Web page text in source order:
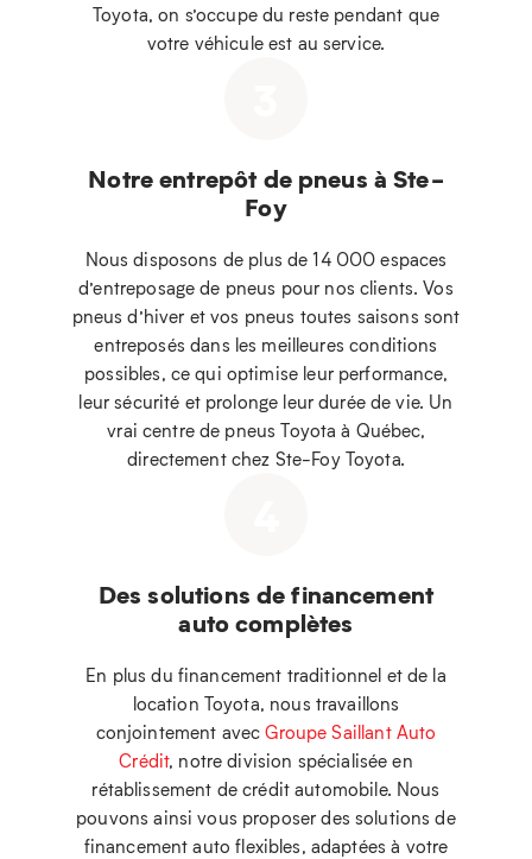
Toyota, on s’occupe du reste pendant que
votre véhicule est au service.
Notre entrepôt de pneus à Ste-
Foy
Nous disposons de plus de 14 000 espaces
d’entreposage de pneus pour nos clients. Vos
pneus d’hiver et vos pneus toutes saisons sont
entreposés dans les meilleures conditions
possibles, ce qui optimise leur performance,
leur sécurité et prolonge leur durée de vie. Un
vrai centre de pneus Toyota à Québec,
directement chez Ste-Foy Toyota.
Des solutions de financement
auto complètes
En plus du financement traditionnel et de la
location Toyota, nous travaillons
conjointement avecGroupe Saillant Auto
Crédit, notre division spécialisée en
rétablissement de crédit automobile. Nous
pouvons ainsi vous proposer des solutions de
financement auto flexibles, adaptées à votre